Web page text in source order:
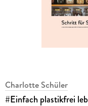
Charlotte Schüler
#Einfach plastikfrei